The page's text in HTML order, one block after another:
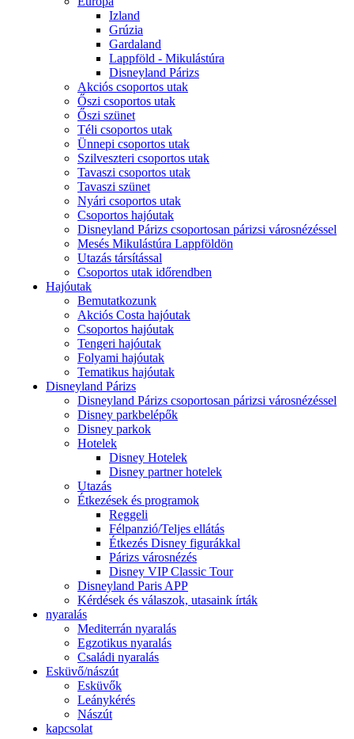
Izland
Grúzia
Gardaland
Lappföld - Mikulástúra
Disneyland Párizs
Akciós csoportos utak
Őszi csoportos utak
Őszi szünet
Téli csoportos utak
Ünnepi csoportos utak
Szilveszteri csoportos utak
Tavaszi csoportos utak
Tavaszi szünet
Nyári csoportos utak
Csoportos hajóutak
Disneyland Párizs csoportosan párizsi városnézéssel
Mesés Mikulástúra Lappföldön
Utazás társítással
Csoportos utak időrendben
Hajóutak
Bemutatkozunk
Akciós Costa hajóutak
Csoportos hajóutak
Tengeri hajóutak
Folyami hajóutak
Tematikus hajóutak
Disneyland Párizs
Disneyland Párizs csoportosan párizsi városnézéssel
Disney parkbelépők
Disney parkok
Hotelek
Disney Hotelek
Disney partner hotelek
Utazás
Étkezések és programok
Reggeli
Félpanzió/Teljes ellátás
Étkezés Disney figurákkal
Párizs városnézés
Disney VIP Classic Tour
Disneyland Paris APP
Kérdések és válaszok, utasaink írták
nyaralás
Mediterrán nyaralás
Egzotikus nyaralás
Családi nyaralás
Esküvő/nászút
Esküvők
Leánykérés
Nászút
kapcsolat